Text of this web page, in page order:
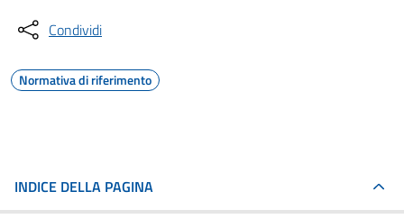
Condividi
Normativa di riferimento
INDICE DELLA PAGINA